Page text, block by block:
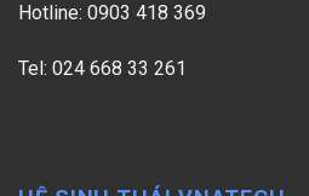
Hotline: 0903 418 369
Tel: 024 668 33 261